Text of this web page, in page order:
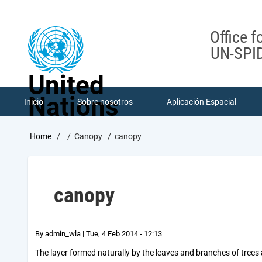
United
Nations
Office
UN-
Inicio Sobre nosotros Aplicación Espacial
Breadcrumb
Home Canopy canopy
canopy
By admin_wla | Tue, 4 Feb 2014 - 12:13
The layer formed naturally by the leaves and branches of